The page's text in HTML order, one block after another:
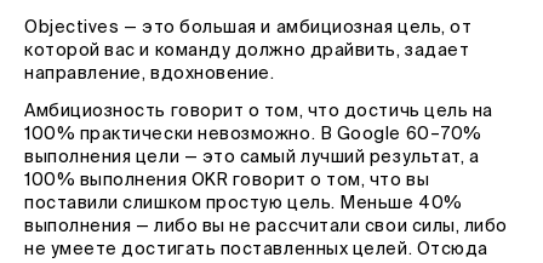
Objectives — это большая и амбициозная цель, от
которой вас и команду должно драйвить, задает
направление, вдохновение.
Амбициозность говорит о том, что достичь цель на
100% практически невозможно. В Google 60–70%
выполнения цели — это самый лучший результат, а
100% выполнения OKR говорит о том, что вы
поставили слишком простую цель. Меньше 40%
выполнения — либо вы не рассчитали свои силы, либо
не умеете достигать поставленных целей. Отсюда